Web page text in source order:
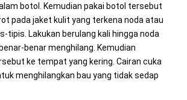
botol. Kemudian pakai botol tersebut
pada jaket kulit yang terkena noda atau
tipis. Lakukan berulang kali hingga noda
benar menghilang. Kemudian
ke tempat yang kering. Cairan cuka
menghilangkan bau yang tidak sedap